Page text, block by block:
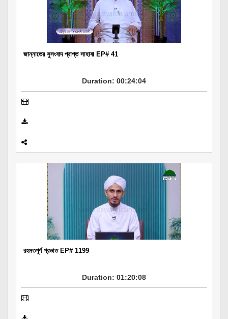
জান্নাতের সুসংবাদ প্রাপ্ত সাহাবা EP# 41
Duration: 00:24:04
রহমতপূর্ণ প্রভাত EP# 1199
Duration: 01:20:08